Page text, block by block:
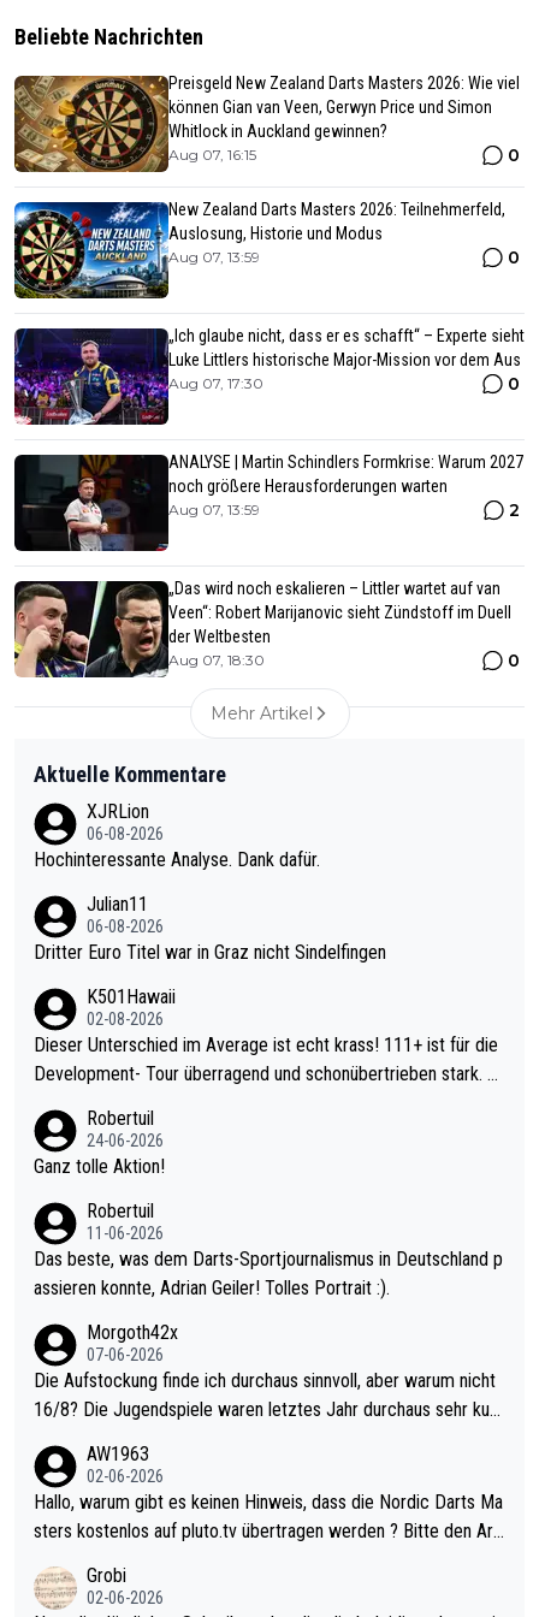
Beliebte Nachrichten
Preisgeld New Zealand Darts Masters 2026: Wie viel
können Gian van Veen, Gerwyn Price und Simon
Whitlock in Auckland gewinnen?
Aug 07, 16:15 0
New Zealand Darts Masters 2026: Teilnehmerfeld,
Auslosung, Historie und Modus
Aug 07, 13:59 0
„Ich glaube nicht, dass er es schafft“ – Experte sieht
Luke Littlers historische Major-Mission vor dem Aus
Aug 07, 17:30 0
ANALYSE | Martin Schindlers Formkrise: Warum 2027
noch größere Herausforderungen warten
Aug 07, 13:59 2
„Das wird noch eskalieren – Littler wartet auf van
Veen“: Robert Marijanovic sieht Zündstoff im Duell
der Weltbesten
Aug 07, 18:30 0
Mehr Artikel
Aktuelle Kommentare
XJRLion
06-08-2026
Hochinteressante Analyse. Dank dafür.
Julian11
06-08-2026
Dritter Euro Titel war in Graz nicht Sindelfingen
K501Hawaii
02-08-2026
Dieser Unterschied im Average ist echt krass! 111+ ist für die
Development- Tour überragend und schonübertrieben stark. U
mal 40+ erst recht. Da gewinnst keinen Blumentopf - ist ja noc
h krasser wie ein Pokalspiel eines Kreisligisten vs einem Bund
Robertuil
24-06-2026
Ganz tolle Aktion!
Robertuil
11-06-2026
Das beste, was dem Darts-Sportjournalismus in Deutschland p
assieren konnte, Adrian Geiler! Tolles Portrait :).
Morgoth42x
07-06-2026
Die Aufstockung finde ich durchaus sinnvoll, aber warum nicht
16/8? Die Jugendspiele waren letztes Jahr durchaus sehr kurz
Allerdings ist Mitchell Lawrie als Nummer 1 der Welt eh qualifi
ziert. Somit ändert die automatische Qualifikation des Weltmei
sters erstmal nichts. Ich denke sie wollen damit für nächstes J
ohl wenig WDF Turniere spielen. Dies war bei Archie Self letzt
es Jahr der Fall. Er musste als amtierender Weltmeister durch
AW1963
02-06-2026
Hallo, warum gibt es keinen Hinweis, dass die Nordic Darts Ma
sters kostenlos auf pluto.tv übertragen werden ? Bitte den Arti
Grobi
02-06-2026